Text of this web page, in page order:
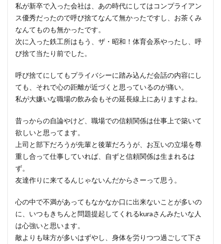
私が新卒で入った会社は、あの時代にしてはコンプライアン
ス優秀だったので呼び捨てなんて無かったですし、お茶くみ
なんてものも無かったです。
次に入った鉄工所はもう、ザ・昭和！体育会系やったし、呼
び捨て当たり前でした。
呼び捨てにしてもプライバシーに踏み込んだ会話の内容にし
ても、それで心の距離が近づくと思っているのが痛い。
私が大嫌いな職場の飲み会もその延長線上にありますよね。
昔っからの自論やけど、職場での信頼関係は仕事上で築いて
欲しいと思ってます。
上司と部下だろうが先輩と後輩だろうが、お互いの立場を尊
重し合って仕事していれば、自ずと信頼関係は生まれるは
ず。
友達作りに来てるんじゃないんだからさーって思う。
心の中で不満があってもなかなか口に出来ないことが多いの
に、いつもきちんと問題提起してくれるkuraさんみたいな人
は心強いと思います。
敵よりも味方が多いはずやし、身体を労りつつ過ごして下さ